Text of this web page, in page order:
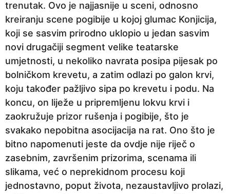
trenutak. Ovo je najjasnije u sceni, odnosno
kreiranju scene pogibije u kojoj glumac Konjicija,
koji se sasvim prirodno uklopio u jedan sasvim
novi drugačiji segment velike teatarske
umjetnosti, u nekoliko navrata posipa pijesak po
bolničkom krevetu, a zatim odlazi po galon krvi,
koju također pažljivo sipa po krevetu i podu. Na
koncu, on liježe u pripremljenu lokvu krvi i
zaokružuje prizor rušenja i pogibije, što je
svakako nepobitna asocijacija na rat. Ono što je
bitno napomenuti jeste da ovdje nije riječ o
zasebnim, završenim prizorima, scenama ili
slikama, već o neprekidnom procesu koji
jednostavno, poput života, nezaustavljivo prolazi,